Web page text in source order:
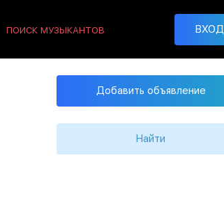
ПОИСК МУЗЫКАНТОВ ВХОД
Добавить объявление
Найти